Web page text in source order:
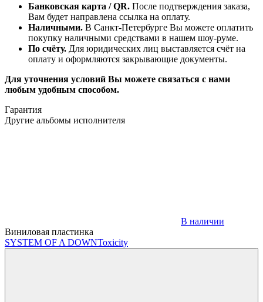
Банковская карта / QR. После подтверждения заказа,
Вам будет направлена ссылка на оплату.
Наличными. В Санкт-Петербурге Вы можете оплатить
покупку наличными средствами в нашем шоу-руме.
По счёту. Для юридических лиц выставляется счёт на
оплату и оформляются закрывающие документы.
Для уточнения условий Вы можете связаться с нами
любым удобным способом.
Гарантия
Другие альбомы исполнителя
В наличии
Виниловая пластинка
SYSTEM OF A DOWNToxicity